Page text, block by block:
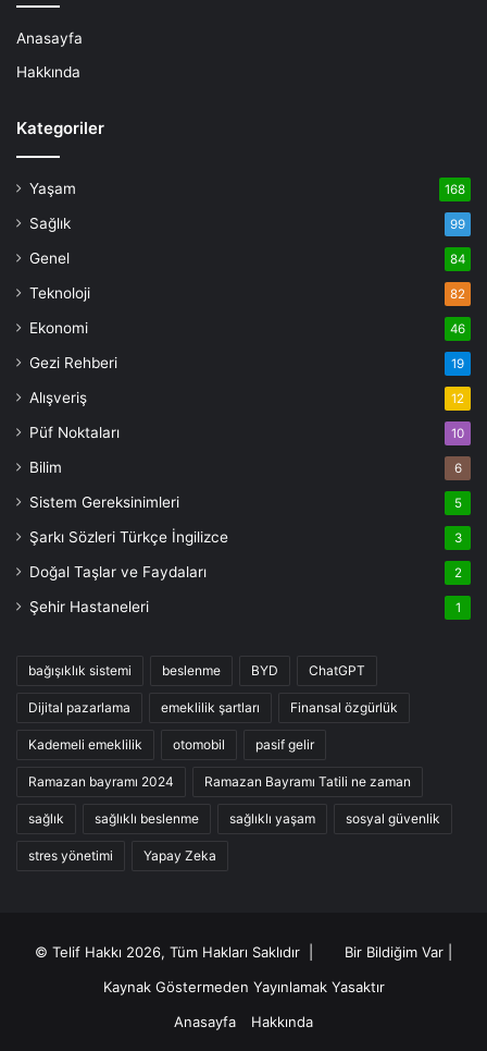
Anasayfa
Hakkında
Kategoriler
Yaşam 168
Sağlık 99
Genel 84
Teknoloji 82
Ekonomi 46
Gezi Rehberi 19
Alışveriş 12
Püf Noktaları 10
Bilim 6
Sistem Gereksinimleri 5
Şarkı Sözleri Türkçe İngilizce 3
Doğal Taşlar ve Faydaları 2
Şehir Hastaneleri 1
bağışıklık sistemi beslenme BYD ChatGPT
Dijital pazarlama emeklilik şartları Finansal özgürlük
Kademeli emeklilik otomobil pasif gelir
Ramazan bayramı 2024 Ramazan Bayramı Tatili ne zaman
sağlık sağlıklı beslenme sağlıklı yaşam sosyal güvenlik
stres yönetimi Yapay Zeka
© Telif Hakkı 2026, Tüm Hakları Saklıdır | Bir Bildiğim Var
Kaynak Göstermeden Yayınlamak Yasaktır
Anasayfa
Hakkında